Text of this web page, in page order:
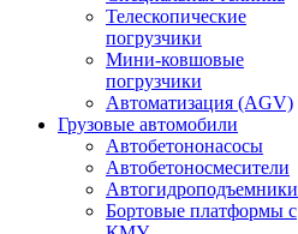
Телескопические
погрузчики
Мини-ковшовые
погрузчики
Автоматизация (AGV)
Грузовые автомобили
Автобетононасосы
Автобетоносмесители
Автогидроподъемники
Бортовые платформы с